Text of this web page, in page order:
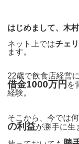
はじめまして、木
ネット上ではチェ
ます。
22歳で飲食店経営
借金1000万円 を
経験。
そこから、今では
の利益が勝手に生